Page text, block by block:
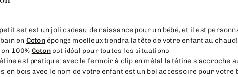
set est un joli cadeau de naissance pour un bébé, et il est
en Cotonéponge moelleux tiendra la tête de votre enfant au chaud!
100% Cotonest idéal pour toutes les situations!
est pratique: avec le fermoir à clip en métal la tétine s'accroche
en bois avec le nom de votre enfant est un bel accessoire pour votre